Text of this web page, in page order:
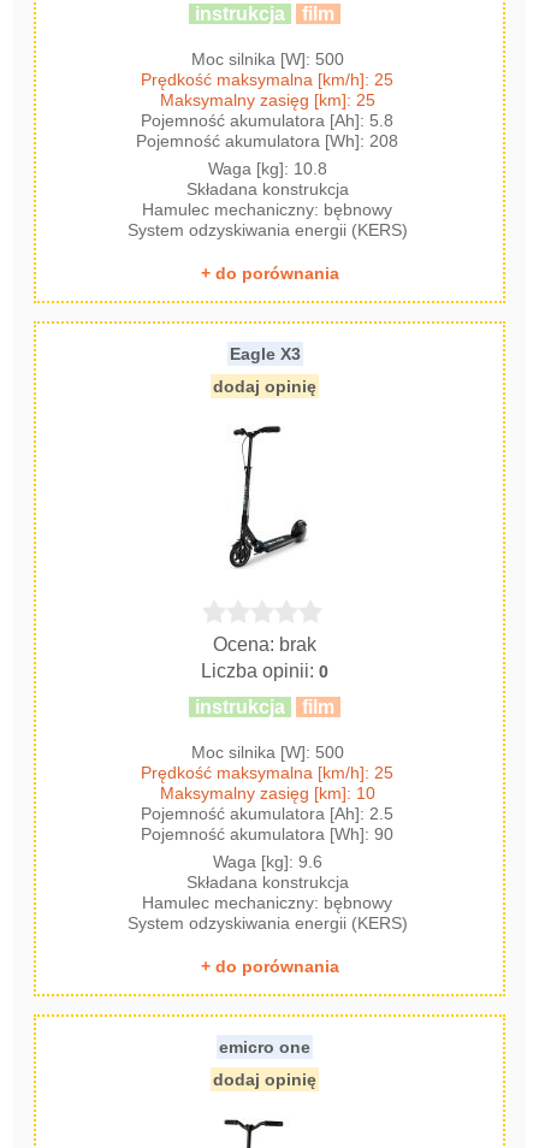
instrukcja film
Moc silnika [W]: 500
Prędkość maksymalna [km/h]: 25
Maksymalny zasięg [km]: 25
Pojemność akumulatora [Ah]: 5.8
Pojemność akumulatora [Wh]: 208
Waga [kg]: 10.8
Składana konstrukcja
Hamulec mechaniczny: bębnowy
System odzyskiwania energii (KERS)
+ do porównania
Eagle X3
dodaj opinię
Ocena: brak
Liczba opinii:0
instrukcja film
Moc silnika [W]: 500
Prędkość maksymalna [km/h]: 25
Maksymalny zasięg [km]: 10
Pojemność akumulatora [Ah]: 2.5
Pojemność akumulatora [Wh]: 90
Waga [kg]: 9.6
Składana konstrukcja
Hamulec mechaniczny: bębnowy
System odzyskiwania energii (KERS)
+ do porównania
emicro one
dodaj opinię